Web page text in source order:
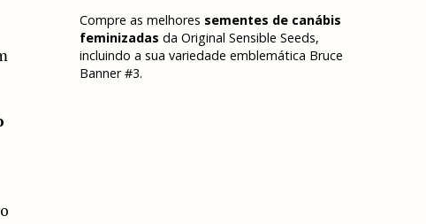
Compre as melhores sementes de canábis
feminizadas da Original Sensible Seeds,
incluindo a sua variedade emblemática Bruce
Banner #3.